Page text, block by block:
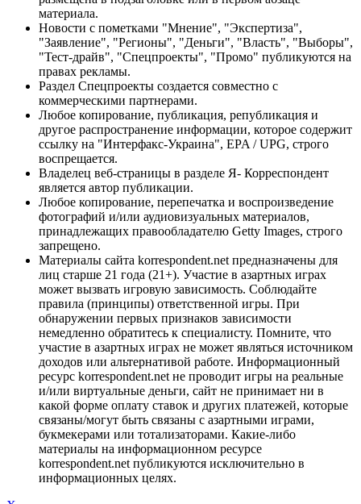
материала.
Новости с пометками "Мнение", "Экспертиза",
"Заявление", "Регионы", "Деньги", "Власть", "Выборы",
"Тест-драйв", "Спецпроекты", "Промо" публикуются на
правах рекламы.
Раздел Спецпроекты создается совместно с
коммерческими партнерами.
Любое копирование, публикация, републикация и
другое распространение информации, которое содержит
ссылку на "Интерфакс-Украина", EPA / UPG, строго
воспрещается.
Владелец веб-страницы в разделе Я- Корреспондент
является автор публикации.
Любое копирование, перепечатка и воспроизведение
фотографий и/или аудиовизуальных материалов,
принадлежащих правообладателю Getty Images, строго
запрещено.
Материалы сайта korrespondent.net предназначены для
лиц старше 21 года (21+). Участие в азартных играх
может вызвать игровую зависимость. Соблюдайте
правила (принципы) ответственной игры. При
обнаружении первых признаков зависимости
немедленно обратитесь к специалисту. Помните, что
участие в азартных играх не может являться источником
доходов или альтернативой работе. Информационный
ресурс korrespondent.net не проводит игры на реальные
и/или виртуальные деньги, сайт не принимает ни в
какой форме оплату ставок и других платежей, которые
связаны/могут быть связаны с азартными играми,
букмекерами или тотализаторами. Какие-либо
материалы на информационном ресурсе
korrespondent.net публикуются исключительно в
информационных целях.